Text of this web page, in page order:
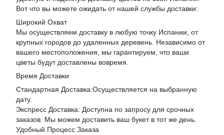
Вот что вы можете ожидать от нашей службы доставки:
Широкий Охват
Мы осуществляем доставку в любую точку Испании, от
крупных городов до удаленных деревень. Независимо от
вашего местоположения, мы гарантируем, что ваши
цветы будут доставлены вовремя.
Время Доставки
Стандартная Доставка:Осуществляется на выбранную
дату.
Экспресс Доставка: Доступна по запросу для срочных
заказов. Мы можем доставить ваш букет в тот же день.
Удобный Процесс Заказа